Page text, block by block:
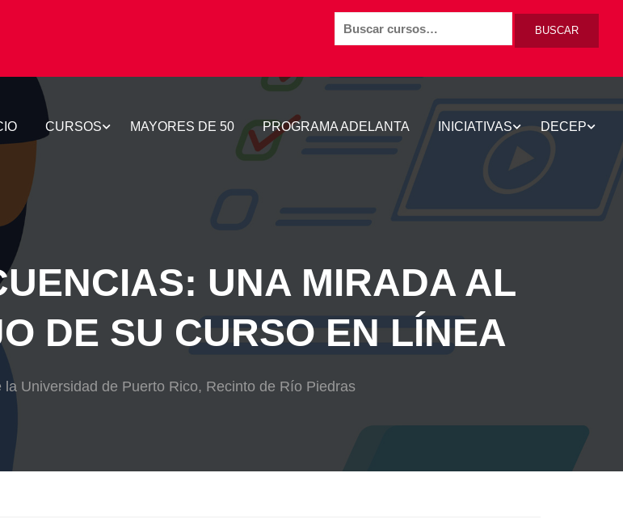
BUSCAR
CURSOS MAYORES DE 50 PROGRAMA ADELANTA INICIATIVAS DECEP
UNA MIRADA AL
DE SU CURSO EN LÍNEA
Universidad de Puerto Rico, Recinto de Río Piedras